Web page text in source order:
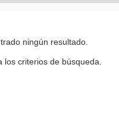
ningún resultado.
los criterios de búsqueda.